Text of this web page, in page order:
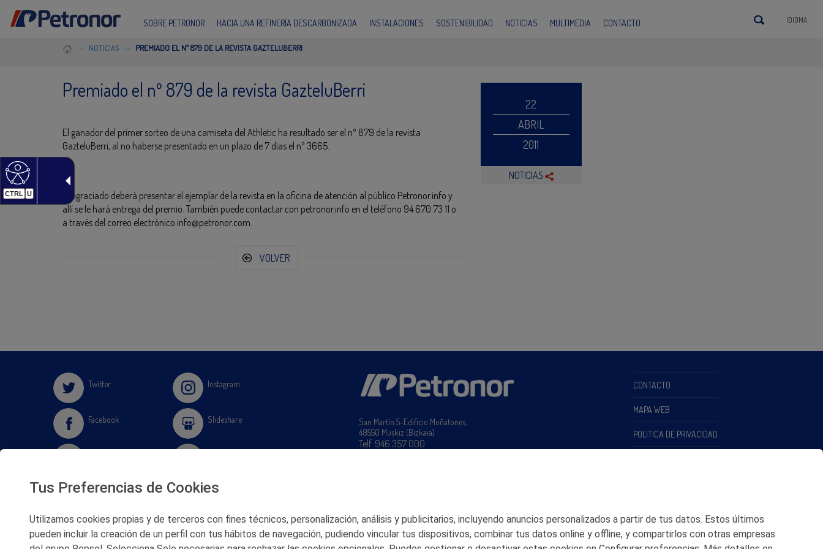
CTRL U
SOBRE PETRONOR HACIA UNA REFINERÍA DESCARBONIZADA INSTALACIONES SOSTENIBILIDAD NOTICIAS MULTIMEDIA CONTACTO IDIOMA
NOTICIAS PREMIADO EL Nº 879 DE LA REVISTA GAZTELUBERRI
Premiado el nº 879 de la revista GazteluBerri
El ganador del primer sorteo de una camiseta del Athletic ha resultado ser el nº 879 de la revista
GazteluBerri, al no haberse presentado en un plazo de 7 días el nº 3665.
El agraciado deberá presentar el ejemplar de la revista en la oficina de atención al público Petronor.info y
allí se le hará entrega del premio. También puede contactar con petronor.info en el teléfono 94 670 73 11 o
a través del correo electrónico info@petronor.com.
VOLVER
22
ABRIL
2011
NOTICIAS
Twitter
Facebook
Flickr
Instagram
Slideshare
San Martín 5-Edificio Muñatones,
48550 Muskiz (Bizkaia)
Telf. 946 357 000
CONTACTO
MAPA WEB
POLITICA DE PRIVACIDAD
Tus Preferencias de Cookies
Utilizamos cookies propias y de terceros con fines técnicos, personalización, análisis y publicitarios, incluyendo anuncios personalizados a partir de tus datos. Estos últimos
pueden incluir la creación de un perfil con tus hábitos de navegación, pudiendo vincular tus dispositivos, combinar tus datos online y offline, y compartirlos con otras empresas